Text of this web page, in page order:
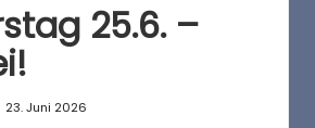
25.6. –
23. Juni 2026